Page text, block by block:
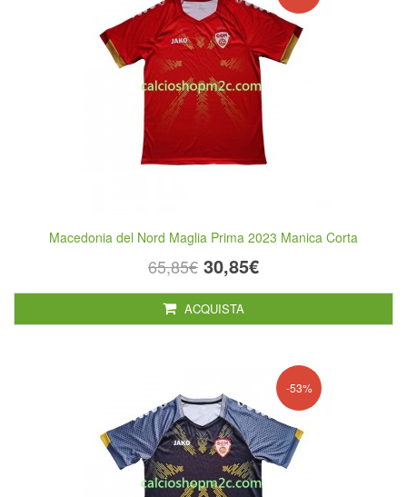
Macedonia del Nord Maglia Prima 2023 Manica Corta
65,85€ 30,85€
ACQUISTA
-53%